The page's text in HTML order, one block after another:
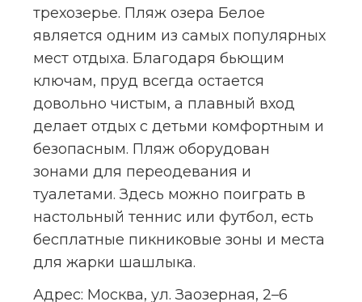
трехозерье. Пляж озера Белое
является одним из самых популярных
мест отдыха. Благодаря бьющим
ключам, пруд всегда остается
довольно чистым, а плавный вход
делает отдых с детьми комфортным и
безопасным. Пляж оборудован
зонами для переодевания и
туалетами. Здесь можно поиграть в
настольный теннис или футбол, есть
бесплатные пикниковые зоны и места
для жарки шашлыка.
Адрес: Москва, ул. Заозерная, 2–6